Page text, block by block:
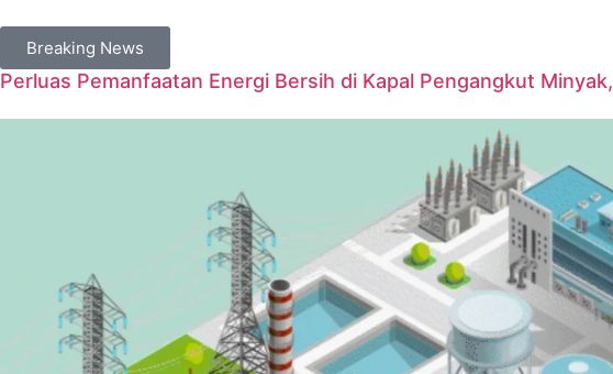
Breaking News
Perluas Pemanfaatan Energi Bersih di Kapal Pengangkut